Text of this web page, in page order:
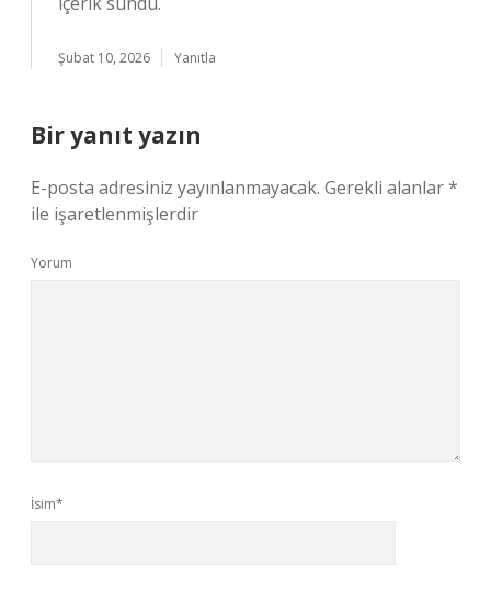
Şubat 10, 2026 Yanıtla
Bir yanıt yazın
E-posta adresiniz yayınlanmayacak. Gerekli alanlar*
ile işaretlenmişlerdir
Yorum
İsim*